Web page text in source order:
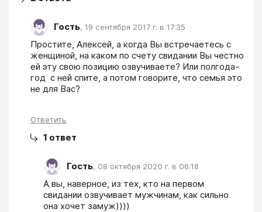
Гость, 19 сентября 2017 г. в 17:35
Простите, Алексей, а когда Вы встречаетесь с
женщиной, на каком по счету свидании Вы честно
ей эту свою позицию озвучиваете? Или полгода-
год  с ней спите, а потом говорите, что семья это
не для Вас?
Ответить
1 ответ
Гость, 08 октября 2020 г. в 06:18
А вы, наверное, из тех, кто на первом
свидании озвучивает мужчинам, как сильно
она хочет замуж))))